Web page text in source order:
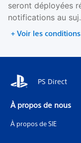
seront déployées
notifications au
+ Voir les
PS Direct
À propos de nous
À propos de SIE